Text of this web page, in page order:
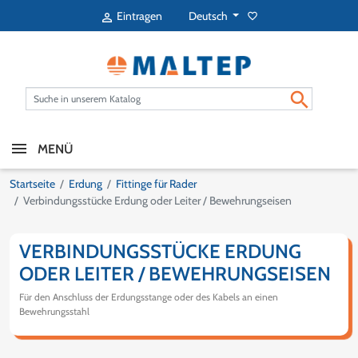
 Eintragen Deutsch favorite_border

MENÜ
Startseite Erdung
Fittinge für Rader
Verbindungsstücke Erdung oder Leiter / Bewehrungseisen
VERBINDUNGSSTÜCKE ERDUNG
ODER LEITER / BEWEHRUNGSEISEN
Für den Anschluss der Erdungsstange oder des Kabels an einen
Bewehrungsstahl